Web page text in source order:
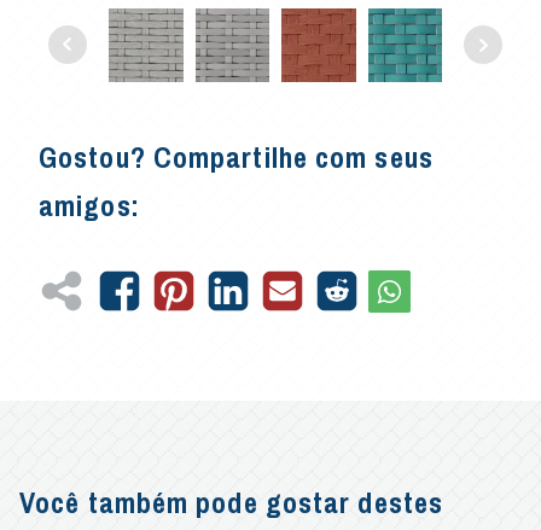
Gostou? Compartilhe com seus
amigos:
Você também pode gostar destes